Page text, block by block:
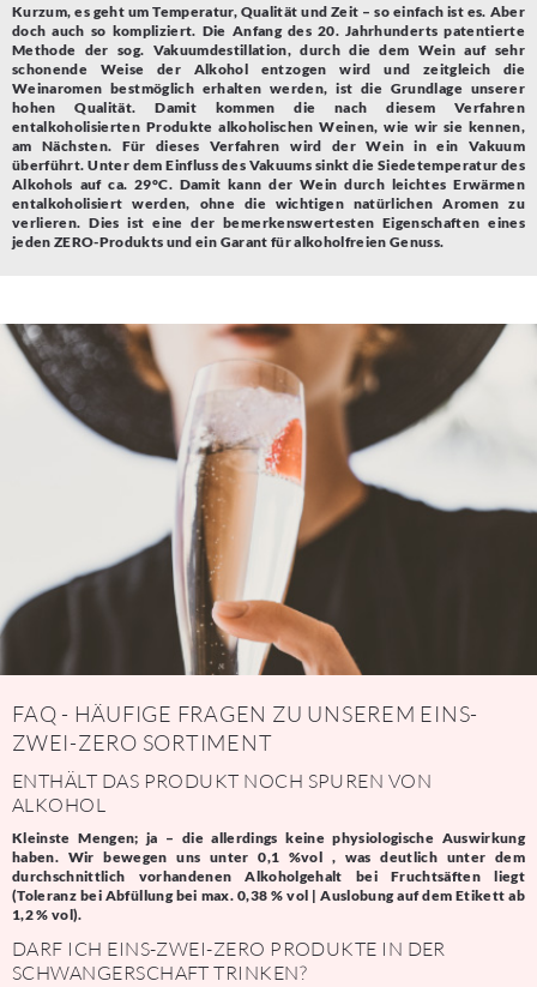
Kurzum, es geht um Temperatur, Qualität und Zeit – so einfach ist es. Aber
doch auch so kompliziert. Die Anfang des 20. Jahrhunderts patentierte
Methode der sog. Vakuumdestillation, durch die dem Wein auf sehr
schonende Weise der Alkohol entzogen wird und zeitgleich die
Weinaromen bestmöglich erhalten werden, ist die Grundlage unserer
hohen Qualität. Damit kommen die nach diesem Verfahren
entalkoholisierten Produkte alkoholischen Weinen, wie wir sie kennen,
am Nächsten. Für dieses Verfahren wird der Wein in ein Vakuum
überführt. Unter dem Einfluss des Vakuums sinkt die Siedetemperatur des
Alkohols auf ca. 29°C. Damit kann der Wein durch leichtes Erwärmen
entalkoholisiert werden, ohne die wichtigen natürlichen Aromen zu
verlieren. Dies ist eine der bemerkenswertesten Eigenschaften eines
jeden ZERO-Produkts und ein Garant für alkoholfreien Genuss.
FAQ - HÄUFIGE FRAGEN ZU UNSEREM EINS-
ZWEI-ZERO SORTIMENT
ENTHÄLT DAS PRODUKT NOCH SPUREN VON
ALKOHOL
Kleinste Mengen; ja – die allerdings keine physiologische Auswirkung
haben. Wir bewegen uns unter 0,1 %vol , was deutlich unter dem
durchschnittlich vorhandenen Alkoholgehalt bei Fruchtsäften liegt
(Toleranz bei Abfüllung bei max. 0,38 % vol | Auslobung auf dem Etikett ab
1,2 % vol).
DARF ICH EINS-ZWEI-ZERO PRODUKTE IN DER
SCHWANGERSCHAFT TRINKEN?